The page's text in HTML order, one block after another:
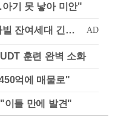
기 못 낳아 미안"
훈련 완벽 소화
억에 매물로"
이틀 만에 발견"